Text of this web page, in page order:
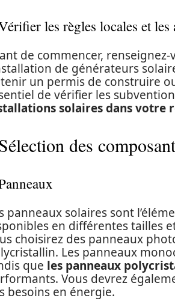
les règles locales et les
de commencer,
de générateurs
un permis de construire
de vérifier les
solaires dans votre
des
panneaux solaires sont
en différentes tailles
choisirez des panneaux
Les panneaux
que les panneaux
Vous devrez
besoins en énergie.